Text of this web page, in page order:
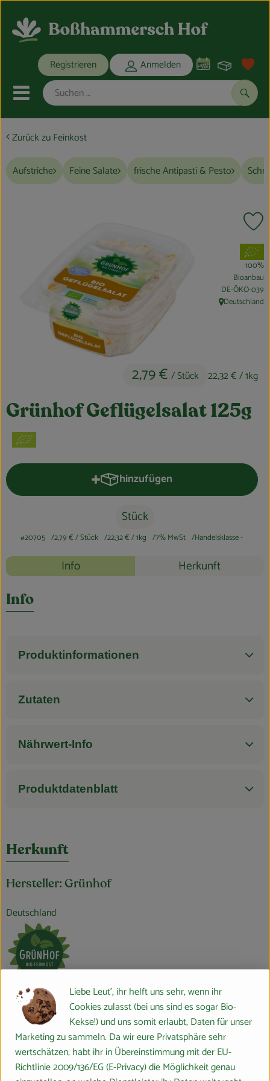
Registrieren Anmelden
Mobiles Menu öffnen oder
Bio-Kochkisten
REGIONALES
Obst & Gemüse
Kühltheke
Bäckerei
Kosmetik
Haus, Garten & Co.
Blog
Zurück zu Feinkost
Aufstriche Feine Salate frische Antipasti & Pesto
Grünhof Geflügelsalat 125g
2,79 € / Stück 22,32 €/ 1kg
, Verband:
100%
Bioanbau
, Kontrollstelle:
DE-ÖKO-039
, Herkunft:
Deutschland
hinzufügen
Produkt zum Warenkorb
Stück
#20705 2,79 €/ Stück 22,32 €/ 1kg 7% MwSt Handelsklasse -
Rezepte
Info Herkunft
Info
Produktinformationen
Zutaten
Nährwert-Info
Produktdatenblatt
Herkunft
Hersteller: Grünhof
Deutschland
Popp Feinkost GmbH
D 24568 Kaltenkirchen
Die Marke Grünhof steht für genussvolle Bio-Feinkost und –
Convenience und vereint langjährige Feinkost-Erfahrung im Bio-
Bereich mit Qualität, Zuverlässigkeit, Lieferfähigkeit und
Liebe Leut', ihr helft uns sehr, wenn ihr
Cookies zulasst (bei uns sind es sogar Bio-
Kekse!) und uns somit erlaubt, Daten für unser
Marketing zu sammeln. Da wir eure Privatsphäre sehr
wertschätzen, habt ihr in Übereinstimmung mit der EU-
Richtlinie 2009/136/EG (E-Privacy) die Möglichkeit genau